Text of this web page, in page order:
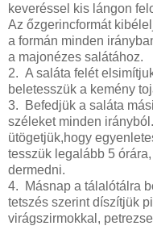
keveréssel kis lángon
Az őzgerincformát
a formán minden
a majonézes salátához.
2. A saláta felét
beletesszük a kemény
3. Befedjük a saláta
széleket minden
ütögetjük,hogy
tesszük legalább 5
dermedni.
4. Másnap a tálalótálra
tetszés szerint díszítjük
virágszirmokkal,